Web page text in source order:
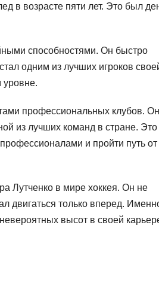
в возрасте пяти лет. Это был
способностями. Он быстро
одним из лучших игроков
уровне.
профессиональных клубов. Он
из лучших команд в стране. Это
и пройти путь от
Лутченко в мире хоккея. Он не
двигаться только вперед.
высот в своей